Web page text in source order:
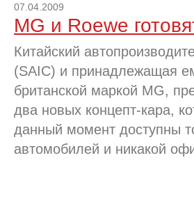
07.04.2009
MG и Roewe
Китайский
(SAIC) и принадлежащая
британской маркой MG,
два новых концепт-кара,
данный момент доступны
автомобилей и никакой